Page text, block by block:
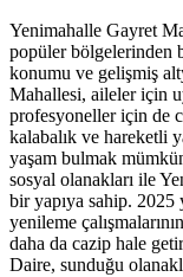
Yenimahalle Gayret
popüler bölgelerinden
konumu ve gelişmiş
Mahallesi, aileler için
profesyoneller için de
kalabalık ve hareketli
yaşam bulmak
sosyal olanakları ile
bir yapıya sahip. 2025
yenileme
daha da cazip hale
Daire, sunduğu